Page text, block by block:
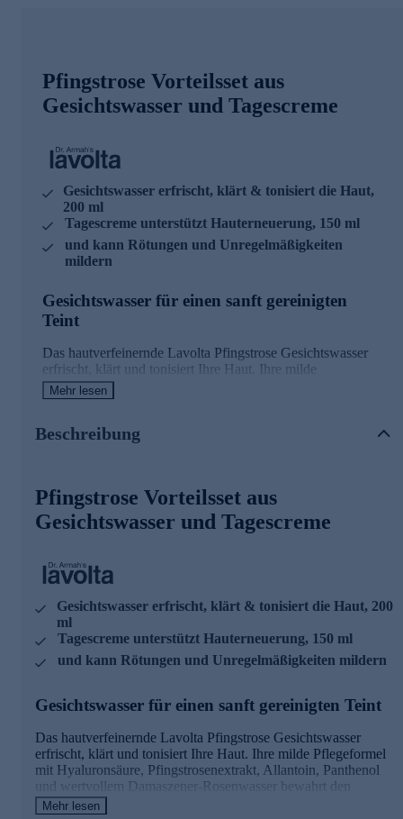
Pfingstrose Vorteilsset aus
Gesichtswasser und Tagescreme
Gesichtswasser erfrischt, klärt & tonisiert die Haut,
200 ml
Tagescreme unterstützt Hauterneuerung, 150 ml
und kann Rötungen und Unregelmäßigkeiten
mildern
Gesichtswasser für einen sanft gereinigten
Teint
Das hautverfeinernde Lavolta Pfingstrose Gesichtswasser
erfrischt, klärt und tonisiert Ihre Haut. Ihre milde
Pflegeformel mit Hyaluronsäure, Pfingstrosenextrakt,
Allantoin, Panthenol und wertvollem Damaszener-
der Haut. Für einen strahlend schönen, sanft gereinigten
Die Hauptwirkstoffe des Gesichtswassers:
- Pfingstrosenextrakt für einen harmonisierenden Teint
- Damaszenser Rosenwasser für einen erfrischten Teint mit
- Hyaluronsäure speichert langfristig Feuchtigkeit
- Panthenol und Allantoin beruhigen die Haut
Tagescreme mit Pfingstrosen-Extrakt
Die Lavolta Pfingstrose Tagescreme mit Pfingstrosen-
Teint verleihen. Enthaltener Pfingstrosen-Extrakt unterstützt
regelmäßiger Anwendung Hautrötungen sowie
Unregelmäßigkeiten in der Pigmentierung mildern. Die
Kombination aus hoch- und niedermolekularer
Hyaluronsäure wirkt sogar in tieferen Hautschichten
aufpolsternd. Die Haut erscheint frischer und
Mehr lesen
Beschreibung
Pfingstrose Vorteilsset aus
Gesichtswasser und Tagescreme
Gesichtswasser erfrischt, klärt & tonisiert die Haut, 200
ml
Tagescreme unterstützt Hauterneuerung, 150 ml
und kann Rötungen und Unregelmäßigkeiten mildern
Gesichtswasser für einen sanft gereinigten Teint
Das hautverfeinernde Lavolta Pfingstrose Gesichtswasser
erfrischt, klärt und tonisiert Ihre Haut. Ihre milde Pflegeformel
mit Hyaluronsäure, Pfingstrosenextrakt, Allantoin, Panthenol
und wertvollem Damaszener-Rosenwasser bewahrt den
natürlichen Säureschutzmantel der Haut. Für einen strahlend
Mehr lesen